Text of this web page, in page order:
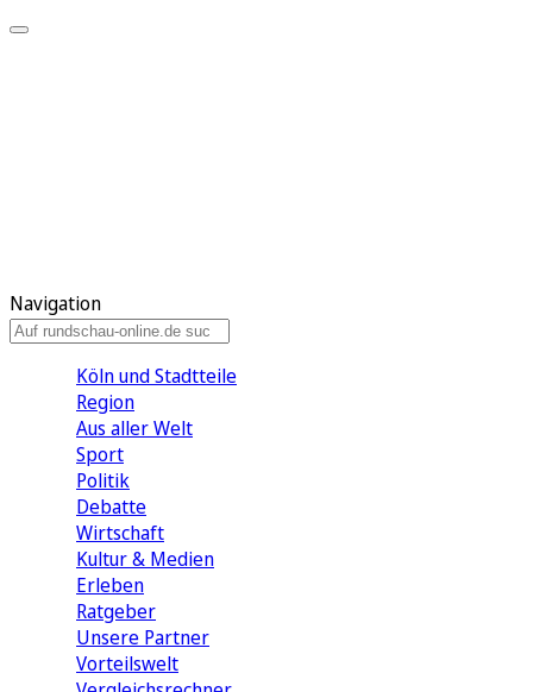
Navigation
Köln und Stadtteile
Region
Aus aller Welt
Sport
Politik
Debatte
Wirtschaft
Kultur & Medien
Erleben
Ratgeber
Unsere Partner
Vorteilswelt